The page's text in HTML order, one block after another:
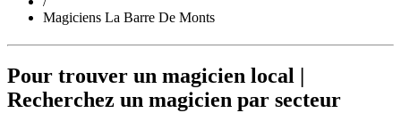
Magiciens La Barre De Monts
Pour trouver un magicien local
Recherchez un magicien par secteur